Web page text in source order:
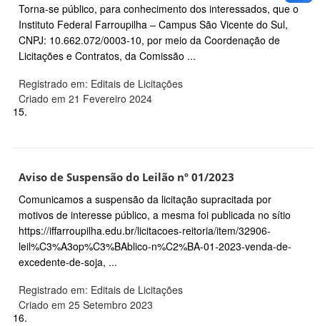
Torna-se público, para conhecimento dos interessados, que o
Instituto Federal Farroupilha – Campus São Vicente do Sul,
CNPJ: 10.662.072/0003-10, por meio da Coordenação de
Licitações e Contratos, da Comissão ...
Registrado em: Editais de Licitações
Criado em 21 Fevereiro 2024
15.
Aviso de Suspensão do Leilão nº 01/2023
Comunicamos a suspensão da licitação supracitada por
motivos de interesse público, a mesma foi publicada no sítio
https://iffarroupilha.edu.br/licitacoes-reitoria/item/32906-
leil%C3%A3op%C3%BAblico-n%C2%BA-01-2023-venda-de-
excedente-de-soja, ...
Registrado em: Editais de Licitações
Criado em 25 Setembro 2023
16.